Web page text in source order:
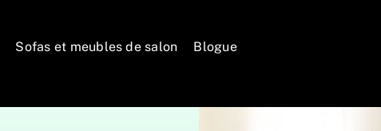
Sofas et meubles de salon Blogue